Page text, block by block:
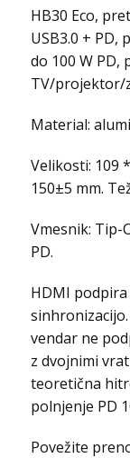
HB30 Eco,
USB3.0 + PD,
do 100 W
TV/projektor/
Material:
Velikosti: 109
150±5 mm.
Vmesnik: Tip-
PD.
HDMI podpira
vendar ne
z dvojnimi
teoretična
polnjenje PD
Povežite